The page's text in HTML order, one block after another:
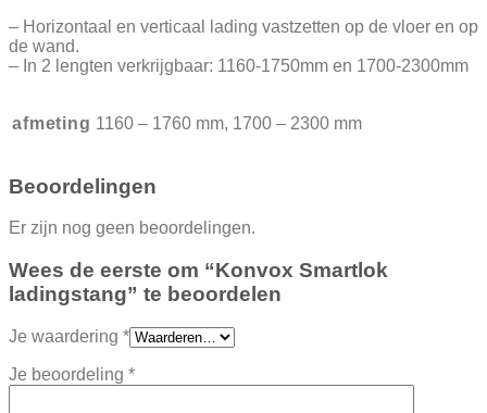
– Horizontaal en verticaal lading vastzetten op de vloer en op
de wand.
– In 2 lengten verkrijgbaar: 1160-1750mm en 1700-2300mm
afmeting 1160 – 1760 mm, 1700 – 2300 mm
Beoordelingen
Er zijn nog geen beoordelingen.
Wees de eerste om “Konvox Smartlok
ladingstang” te beoordelen
Je waardering *
Je beoordeling *